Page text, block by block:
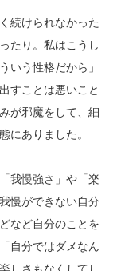
続けられなかった
たり。私はこうし
いう性格だから」
すことは悪いこと
が邪魔をして、細
にありました。
我慢強さ」や「楽
慢ができない自分
など自分のことを
自分ではダメなん